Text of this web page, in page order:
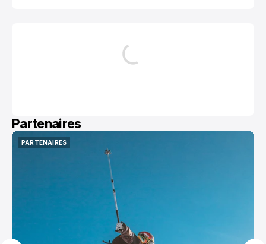
Partenaires
PARTENAIRES